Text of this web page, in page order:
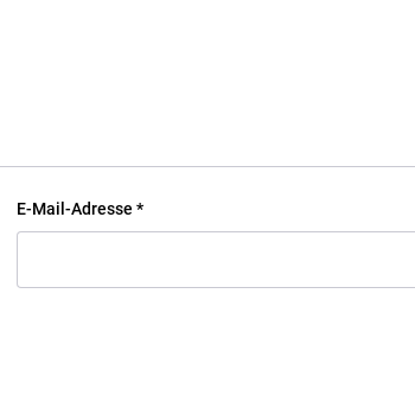
E-Mail-Adresse *